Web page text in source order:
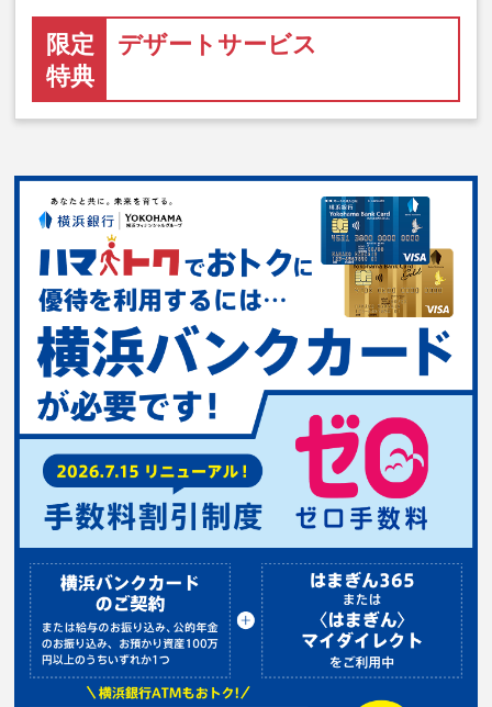
限定
特典
デザートサービス